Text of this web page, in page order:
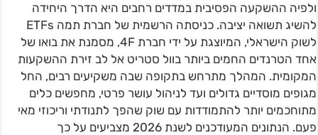
ולפיה ההשקעה הפסיבית במדדים רחבים היא הדרך היחידה
להשיג תשואה יציבה. כניסתה הרשמית של חברת תמה ETFs
לשוק הישראלי, המיוצגת על ידי חברת 4F, מסמנת את בואו של
אחד הטרנדים החמים ביותר בוול סטריט אל לב זירת ההשקעות
המקומית. המהלך מתרחש בתקופה שבה משקיעים רבים, החל
מגופים מוסדיים גדולים ועד לניהול עושר פרטי, מחפשים כלים
מתוחכמים יותר להתמודדות עם שוק שהפך לתנודתי וריכוזי מאי
פעם. הנתונים המעודכנים לשנת 2026 מצביעים על כך